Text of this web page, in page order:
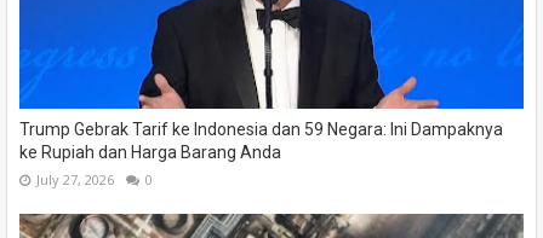
Trump Gebrak Tarif ke Indonesia dan 59 Negara: Ini Dampaknya
ke Rupiah dan Harga Barang Anda
July 27, 2026 0